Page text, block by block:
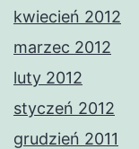
kwiecień 2012
marzec 2012
luty 2012
styczeń 2012
grudzień 2011